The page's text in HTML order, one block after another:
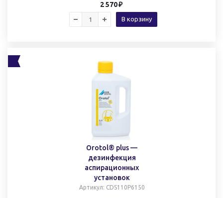
2 570
В корзину
Orotol® plus —
дезинфекция
аспирационных
установок
Артикул: CDS110P6150